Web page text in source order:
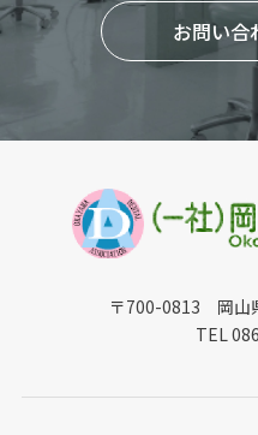
お問い合
〒700-0813 岡山
TEL